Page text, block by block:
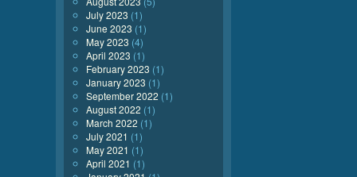
July 2023 (1)
June 2023 (1)
May 2023 (4)
April 2023 (1)
February 2023 (1)
January 2023 (1)
September 2022 (1)
August 2022 (1)
March 2022 (1)
July 2021 (1)
May 2021 (1)
April 2021 (1)